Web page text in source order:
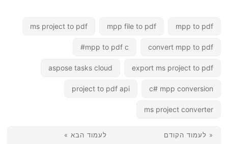
mpp to pdf
mpp file to pdf
ms project to pdf
convert mpp to pdf
mpp to pdf c#
export ms project to pdf
aspose tasks cloud
c# mpp conversion
project to pdf api
ms project converter
« לעמוד הקודם לעמוד הבא »